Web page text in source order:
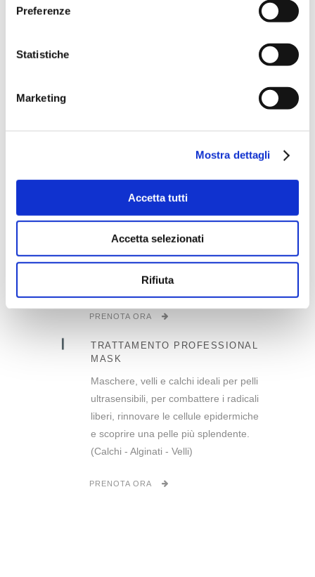
Preferenze
Statistiche
Marketing
Mostra dettagli
Accetta tutti
Accetta selezionati
Rifiuta
ottenere benefici sia a livello locale sia
Il trattamento viso specifico e
personalizzato in base alla tipologia di
donare il massimo dell’efficacia e del
PRENOTA ORA
TRATTAMENTO PROFESSIONAL
MASK
Maschere, velli e calchi ideali per pelli
ultrasensibili, per combattere i radicali
liberi, rinnovare le cellule epidermiche
e scoprire una pelle più splendente.
(Calchi - Alginati - Velli)
PRENOTA ORA